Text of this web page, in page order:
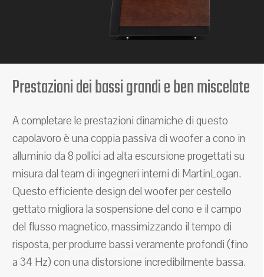
Prestazioni dei bassi grandi e ben miscelate
A completare le prestazioni dinamiche di questo
capolavoro è una coppia passiva di woofer a cono in
alluminio da 8 pollici ad alta escursione progettati su
misura dal team di ingegneri interni di MartinLogan.
Questo efficiente design del woofer per cestello
gettato migliora la sospensione del cono e il campo
del flusso magnetico, massimizzando il tempo di
risposta, per produrre bassi veramente profondi (fino
a 34 Hz) con una distorsione incredibilmente bassa.